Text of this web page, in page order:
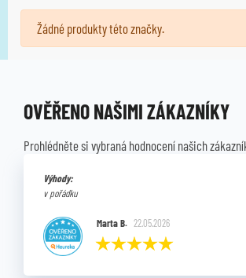
Žádné produkty této značky.
OVĚŘENO NAŠIMI ZÁKAZNÍKY
Prohlédněte si vybraná hodnocení našich
Výhody:
v pořádku
Marta B. 22.05.2026